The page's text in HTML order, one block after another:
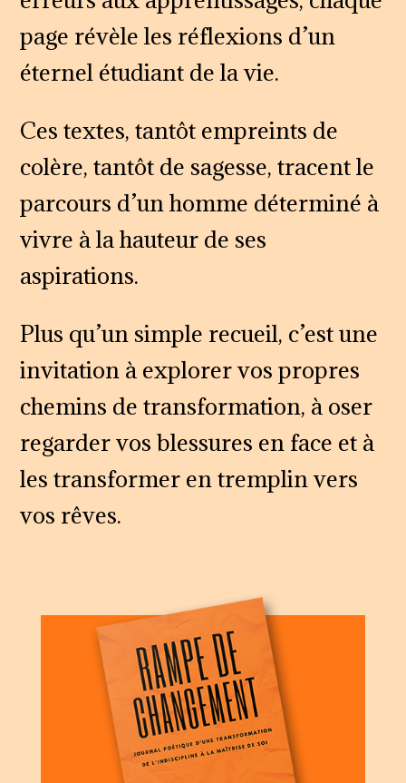
page révèle les réflexions d’un
éternel étudiant de la vie.
Ces textes, tantôt empreints de
colère, tantôt de sagesse, tracent le
parcours d’un homme déterminé à
vivre à la hauteur de ses
aspirations.
Plus qu’un simple recueil, c’est une
invitation à explorer vos propres
chemins de transformation, à oser
regarder vos blessures en face et à
les transformer en tremplin vers
vos rêves.